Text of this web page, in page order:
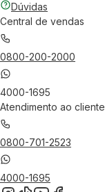
Dúvidas
Central de vendas
0800-200-2000
4000-1695
Atendimento ao cliente
0800-701-2523
4000-1695